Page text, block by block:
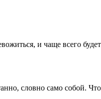
и чаще всего
словно само собой.